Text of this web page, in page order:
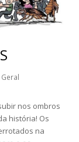
Geral
nos ombros
história! Os
na